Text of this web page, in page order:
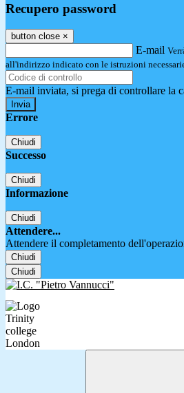
Recupero password
button close ×
E-mail
all'indirizzo indicato con le istruzioni
E-mail inviata, si prega di controllare la
Errore
Chiudi
Successo
Chiudi
Informazione
Chiudi
Attendere...
Attendere il completamento
Chiudi
Chiudi